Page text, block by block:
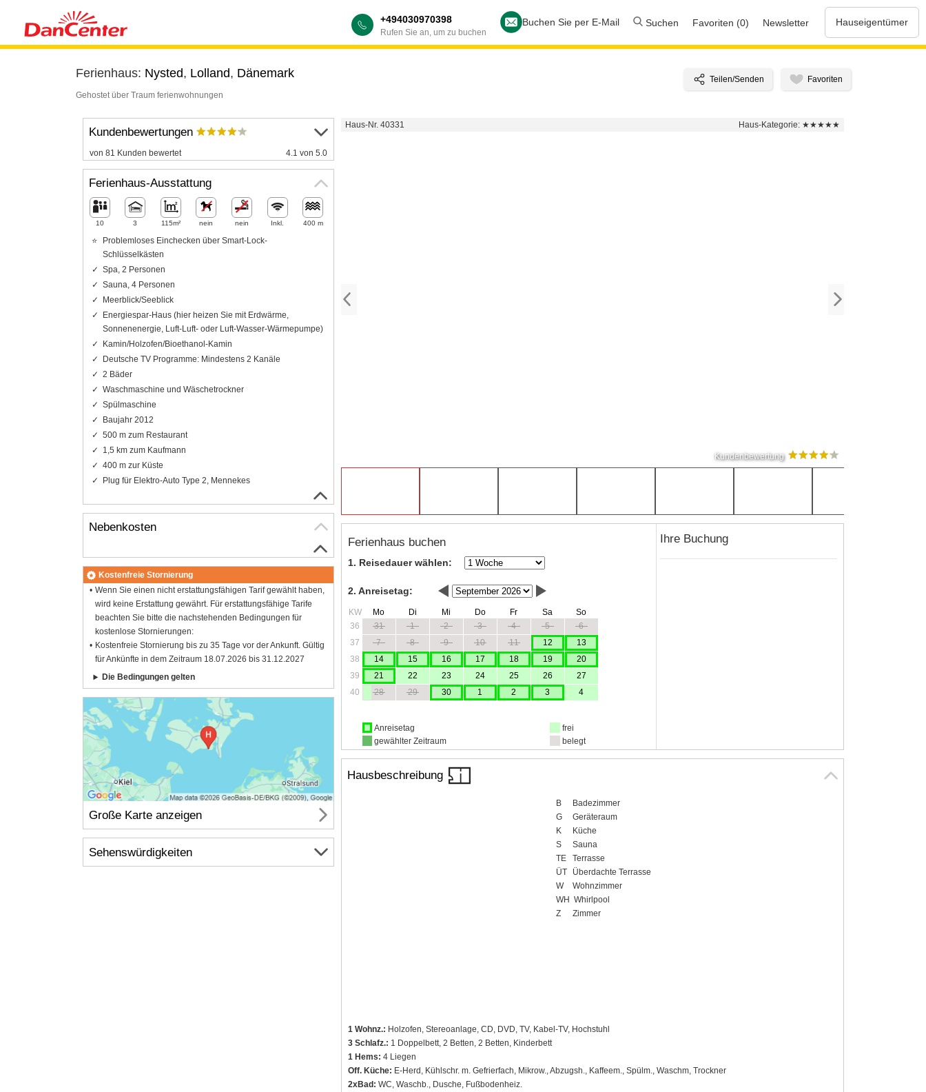
+494030970398
Rufen Sie an, um zu buchen
Buchen Sie per E-Mail Suchen Favoriten (0) Newsletter Hauseigentümer
Ferienhaus: Nysted, Lolland, Dänemark
Gehostet über Traum ferienwohnungen
Haus-Nr. 40331 Haus-Kategorie: ★★★★★
Kundenbewertung
Ferienhaus buchen
1. Reisedauer wählen:
2. Anreisetag:
KW Mo Di Mi Do Fr Sa
So
36
31 1 2 3 4 5
6
37
7 8 9 10 11 12
13
38
14 15 16 17 18 19
20
39
21 22 23 24 25 26
27
40
28 29 30 1 2 3 4
Anreisetag
gewählter Zeitraum
frei
belegt
Ihre Buchung
Hausbeschreibung
B
Badezimmer
G
Geräteraum
K
Küche
S
Sauna
TE
Terrasse
ÜT
Überdachte Terrasse
W
Wohnzimmer
WH Whirlpool
Z
Zimmer
1 Wohnz.: Holzofen, Stereoanlage, CD, DVD, TV, Kabel-TV, Hochstuhl
3 Schlafz.: 1 Doppelbett, 2 Betten, 2 Betten, Kinderbett
1 Hems: 4 Liegen
Off. Küche: E-Herd, Kühlschr. m. Gefrierfach, Mikrow., Abzugsh., Kaffeem., Spülm., Waschm, Trockner
2xBad: WC, Waschb., Dusche, Fußbodenheiz.
Kundenbewertungen
von 81 Kunden bewertet 4.1 von 5.0
Ferienhaus-Ausstattung
10 3 115m² nein nein Inkl. 400 m
Problemloses Einchecken über Smart-Lock-
Schlüsselkästen
Spa, 2 Personen
Sauna, 4 Personen
Meerblick/Seeblick
Energiespar-Haus (hier heizen Sie mit Erdwärme,
Sonnenenergie, Luft-Luft- oder Luft-Wasser-Wärmepumpe)
Kamin/Holzofen/Bioethanol-Kamin
Deutsche TV Programme: Mindestens 2 Kanäle
2 Bäder
Waschmaschine und Wäschetrockner
Spülmaschine
Baujahr 2012
500 m zum Restaurant
1,5 km zum Kaufmann
400 m zur Küste
Plug für Elektro-Auto Type 2, Mennekes
Nebenkosten
Kostenfreie Stornierung
Wenn Sie einen nicht erstattungsfähigen Tarif gewählt haben,
wird keine Erstattung gewährt. Für erstattungsfähige Tarife
beachten Sie bitte die nachstehenden Bedingungen für
kostenlose Stornierungen:
Kostenfreie Stornierung bis zu 35 Tage vor der Ankunft. Gültig
für Ankünfte in dem Zeitraum 18.07.2026 bis 31.12.2027
Die Bedingungen gelten
Große Karte anzeigen
Sehenswürdigkeiten